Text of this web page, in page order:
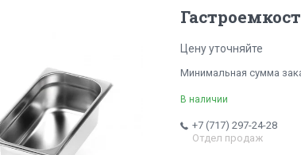
Цену уточняйте
Минимальная сумма
В наличии
+7 (717) 297-24-28
Отдел продаж